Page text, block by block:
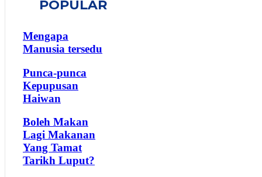
POPULAR
Mengapa
Manusia tersedu
Punca-punca
Kepupusan
Haiwan
Boleh Makan
Lagi Makanan
Yang Tamat
Tarikh Luput?